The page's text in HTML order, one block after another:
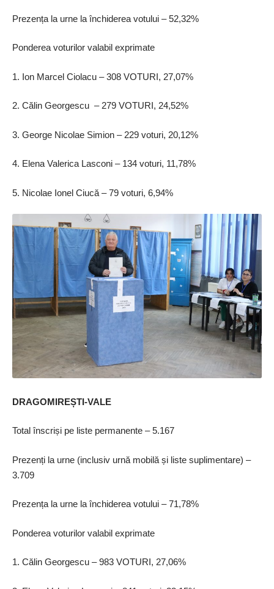
Prezența la urne la închiderea votului – 52,32%
Ponderea voturilor valabil exprimate
1. Ion Marcel Ciolacu – 308 VOTURI, 27,07%
2. Călin Georgescu – 279 VOTURI, 24,52%
3. George Nicolae Simion – 229 voturi, 20,12%
4. Elena Valerica Lasconi – 134 voturi, 11,78%
5. Nicolae Ionel Ciucă – 79 voturi, 6,94%
DRAGOMIREȘTI-VALE
Total înscriși pe liste permanente – 5.167
Prezenți la urne (inclusiv urnă mobilă și liste suplimentare) –
3.709
Prezența la urne la închiderea votului – 71,78%
Ponderea voturilor valabil exprimate
1. Călin Georgescu – 983 VOTURI, 27,06%